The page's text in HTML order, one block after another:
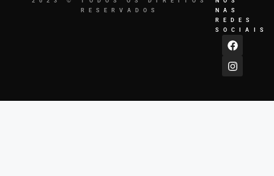
RESERVADOS
NAS
REDES
SOCIAIS